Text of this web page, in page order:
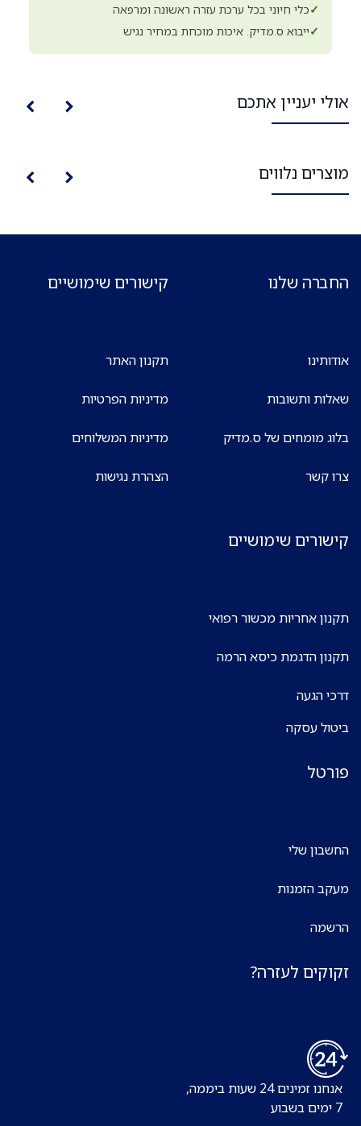
✓כלי חיוני בכל ערכת עזרה ראשונה ומרפאה
✓ייבוא ס.מדיק. איכות מוכחת במחיר נגיש
אולי יעניין אתכם
מוצרים נלווים
החברה שלנו
אודותינו
שאלות ותשובות
בלוג מומחים של ס.מדיק
צרו קשר
קישורים שימושיים
תקנון האתר
מדיניות הפרטיות
מדיניות המשלוחים
הצהרת נגישות
קישורים שימושיים
תקנון אחריות מכשור רפואי
תקנון הדגמת כיסא הרמה
דרכי הגעה
ביטול עסקה
פורטל
החשבון שלי
מעקב הזמנות
הרשמה
זקוקים לעזרה?
אנחנו זמינים 24 שעות ביממה,